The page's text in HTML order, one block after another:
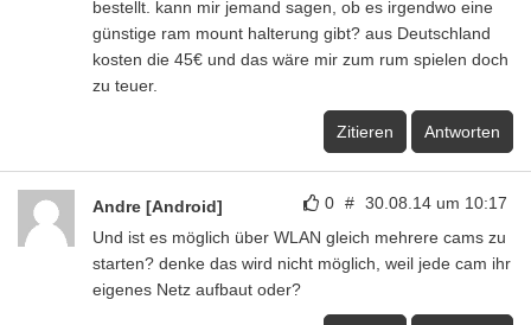
bestellt. kann mir jemand sagen, ob es irgendwo eine
günstige ram mount halterung gibt? aus Deutschland
kosten die 45€ und das wäre mir zum rum spielen doch
zu teuer.
Zitieren Antworten
0 # 30.08.14 um 10:17
Andre [Android]
Und ist es möglich über WLAN gleich mehrere cams zu
starten? denke das wird nicht möglich, weil jede cam ihr
eigenes Netz aufbaut oder?